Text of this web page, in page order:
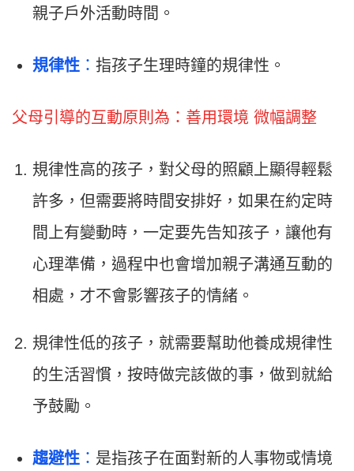
親子戶外活動時間。
規律性 ： 指孩子生理時鐘的規律性。
父母引導的互動原則為：善用環境 微幅調整
規律性高的孩子，對父母的照顧上顯得輕鬆
許多，但需要將時間安排好，如果在約定時
間上有變動時，一定要先告知孩子，讓他有
心理準備，過程中也會增加親子溝通互動的
相處，才不會影響孩子的情緒。
規律性低的孩子，就需要幫助他養成規律性
的生活習慣，按時做完該做的事，做到就給
予鼓勵。
趨避性 ： 是指孩子在面對新的人事物或情境